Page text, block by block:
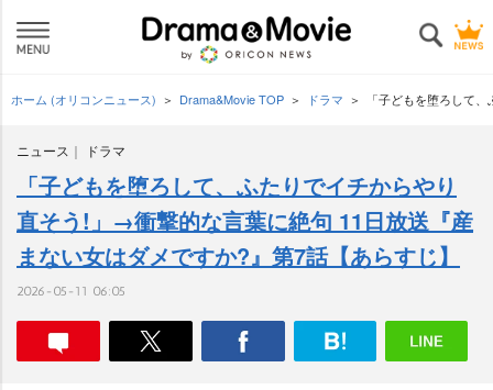
ホーム (オリコンニュース) Drama&Movie TOP ドラマ 「子どもを堕ろして
ニュース ドラマ
「子どもを堕ろして、ふたりでイチからやり
直そう!」→衝撃的な言葉に絶句 11日放送『産
まない女はダメですか?』第7話【あらすじ】
2026-05-11 06:05